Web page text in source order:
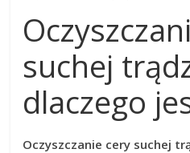
suchej
dlaczego
Oczyszczanie cery suchej